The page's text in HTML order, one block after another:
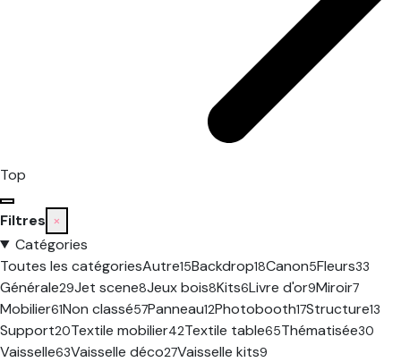
Top
Filtres ×
Catégories
Toutes les catégoriesAutre15Backdrop18Canon5Fleurs33
Générale29Jet scene8Jeux bois8Kits6Livre d'or9Miroir7
Mobilier61Non classé57Panneau12Photobooth17Structure13
Support20Textile mobilier42Textile table65Thématisée30
Vaisselle63Vaisselle déco27Vaisselle kits9